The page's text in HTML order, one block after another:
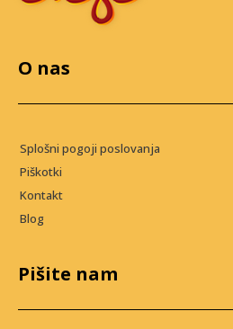
O nas
Splošni pogoji poslovanja
Piškotki
Kontakt
Blog
Pišite nam